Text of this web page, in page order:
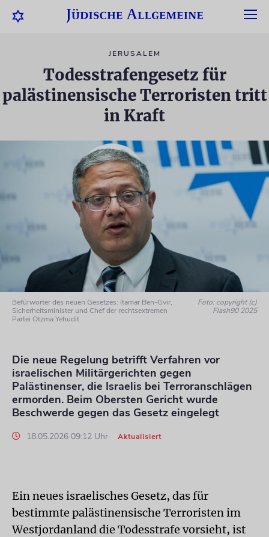
JERUSALEM
Todesstrafengesetz für
palästinensische Terroristen tritt
in Kraft
Befürworter des neuen Gesetzes: Itamar Ben-Gvir,
Sicherheitsminister und Chef der rechtsextremen
Partei Otzma Yehudit
Foto: copyright (c)
Flash90 2025
Die neue Regelung betrifft Verfahren vor
israelischen Militärgerichten gegen
Palästinenser, die Israelis bei Terroranschlägen
ermorden. Beim Obersten Gericht wurde
Beschwerde gegen das Gesetz eingelegt
18.05.2026 09:12 Uhr Aktualisiert
Ein neues israelisches Gesetz, das für
bestimmte palästinensische Terroristen im
Westjordanland die Todesstrafe vorsieht, ist